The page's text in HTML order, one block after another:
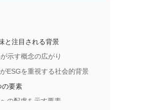
と注目される背景
示す概念の広がり
ESGを重視する社会的背景
の要素
の配慮を示す要素